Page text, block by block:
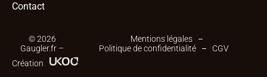
Contact
© 2026
Gaugler.fr –
Mentions légales
Politique de confidentialité
CGV
Création